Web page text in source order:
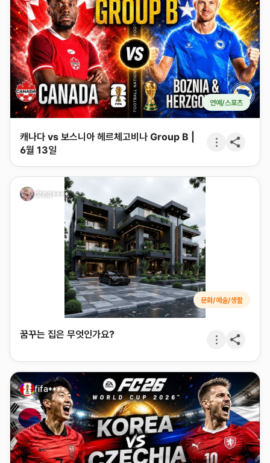
연예/스포츠
캐나다 vs 보스니아 헤르체고비나 Group B |
6월 13일
drea****
문화/예술/생활
꿈꾸는 집은 무엇인가요?
fifa****